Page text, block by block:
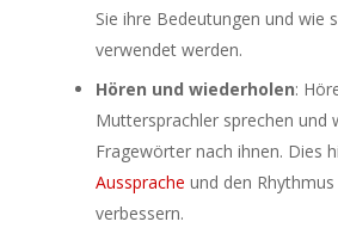
Sie ihre Bedeutungen und wie
verwendet werden.
Hören und wiederholen:
Muttersprachler sprechen und
Fragewörter nach ihnen. Dies
Aussprache und den
verbessern.